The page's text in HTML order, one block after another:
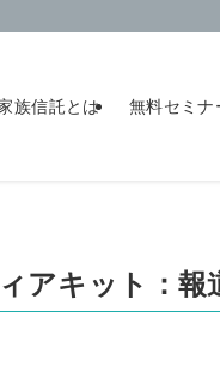
族信託とは 無料セミナ
アキット：報